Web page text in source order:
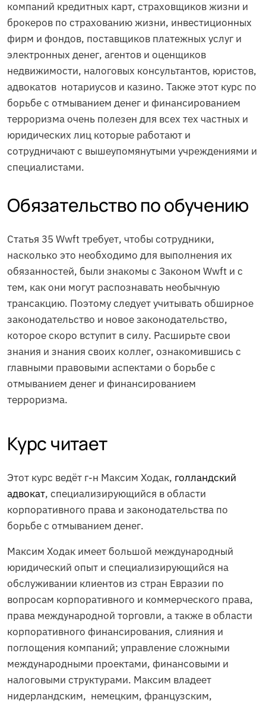
компаний кредитных карт, страховщиков жизни и
брокеров по страхованию жизни, инвестиционных
фирм и фондов, поставщиков платежных услуг и
электронных денег, агентов и оценщиков
недвижимости, налоговых консультантов, юристов,
адвокатов нотариусов и казино. Также этот курс по
борьбе с отмыванием денег и финансированием
терроризма очень полезен для всех тех частных и
юридических лиц которые работают и
сотрудничают с вышеупомянутыми учреждениями и
специалистами.
Обязательство по обучению
Статья 35 Wwft требует, чтобы сотрудники,
насколько это необходимо для выполнения их
обязанностей, были знакомы с Законом Wwft и с
тем, как они могут распознавать необычную
трансакцию. Поэтому следует учитывать обширное
законодательство и новое законодательство,
которое скоро вступит в силу. Расширьте свои
знания и знания своих коллег, ознакомившись с
главными правовыми аспектами о борьбе с
отмыванием денег и финансированием
терроризма.
Курс читает
Этот курс ведёт г-н Максим Ходак, голландский
адвокат, специализирующийся в области
корпоративного права и законодательства по
борьбе с отмыванием денег.
Максим Ходак имеет большой международный
юридический опыт и специализирующийся на
обслуживании клиентов из стран Евразии по
вопросам корпоративного и коммерческого права,
права международной торговли, а также в области
корпоративного финансирования, слияния и
поглощения компаний; управление сложными
международными проектами, финансовыми и
налоговыми структурами. Максим владеет
нидерландским, немецким, французским,